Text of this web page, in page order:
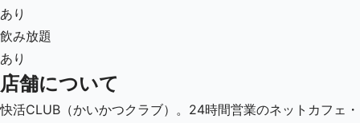
あり
飲み放題
あり
店舗について
快活CLUB（かいかつクラブ）。24時間営業のネットカフェ・